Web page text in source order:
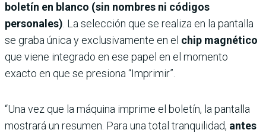
boletín en blanco (sin nombres ni códigos
personales) . La selección que se realiza en la pantalla
se graba única y exclusivamente en el chip magnético
que viene integrado en ese papel en el momento
exacto en que se presiona “Imprimir”.
“Una vez que la máquina imprime el boletín, la pantalla
mostrará un resumen. Para una total tranquilidad, antes